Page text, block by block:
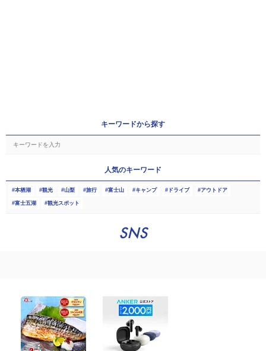
キーワードから探す
人気のキーワード
本栖湖 観光 山梨 旅行 富士山 キャンプ ドライブ アウトドア
富士五湖 観光スポット
SNS